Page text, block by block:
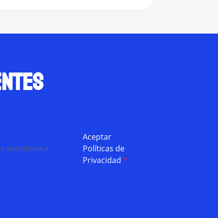
suscribirse a
Aceptar
Políticas de
Privacidad*